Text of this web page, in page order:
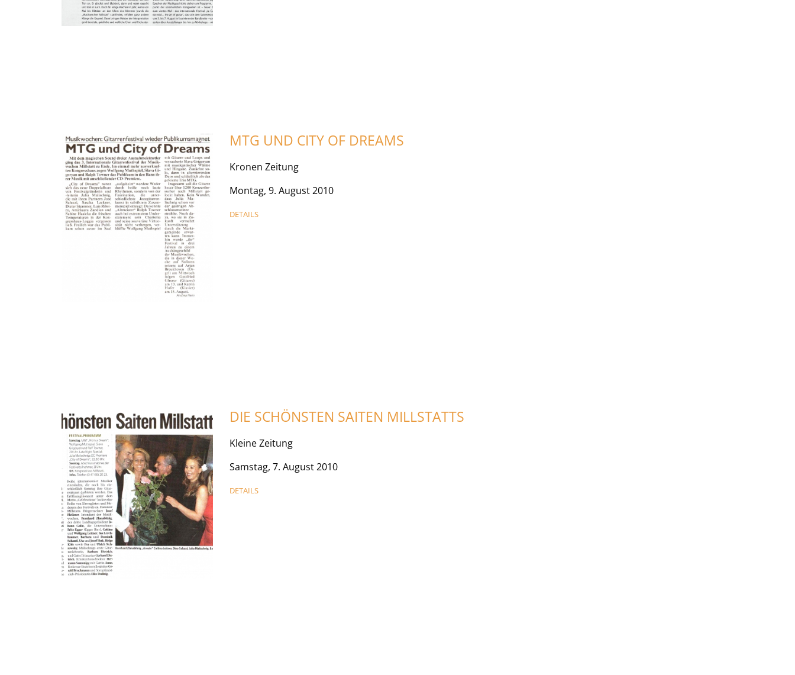
MTG UND CITY OF DREAMS
Kronen Zeitung
Montag, 9. August 2010
DETAILS
DIE SCHÖNSTEN SAITEN MILLSTATTS
Kleine Zeitung
Samstag, 7. August 2010
DETAILS